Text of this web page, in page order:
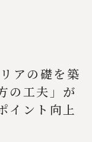
り、新規事
、サステナ
る「挑戦
アの礎を築
の工夫」が
イント向上